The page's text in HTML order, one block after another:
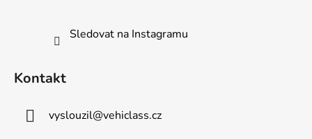
Sledovat na Instagramu
Kontakt
vyslouzil@vehiclass.cz